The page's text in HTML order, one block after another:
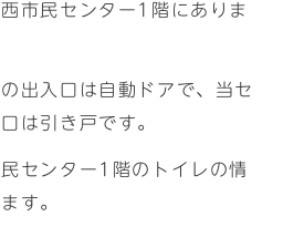
市民センター1階にありま
出入口は自動ドアで、当セ
は引き戸です。
センター1階のトイレの情
す。